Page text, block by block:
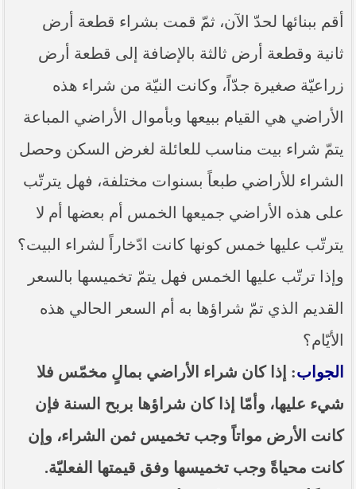
أقم ببنائها لحدّ الآن، ثمّ قمت بشراء قطعة أرض
ثانية وقطعة أرض ثالثة بالإضافة إلى قطعة أرض
زراعيّة صغيرة جدّاً، وكانت النيّة من شراء هذه
الأراضي هي القيام ببيعها وبأموال الأراضي المباعة
يتمّ شراء بيت مناسب للعائلة لغرض السكن وحصل
الشراء للأراضي طبعاً بسنوات مختلفة، فهل يترتّب
على هذه الأراضي جميعها الخمس أم بعضها أم لا
يترتّب عليها خمس كونها كانت ادّخاراً لشراء البيت؟
وإذا ترتّب عليها الخمس فهل يتمّ تخميسها بالسعر
القديم الذي تمّ شراؤها به أم السعر الحالي هذه
الأيّام؟
الجواب: إذا كان شراء الأراضي بمالٍ مخمّس فلا
شيء عليها، وأمّا إذا كان شراؤها بربح السنة فإن
كانت الأرض مواتاً وجب تخميس ثمن الشراء، وإن
كانت محياةً وجب تخميسها وفق قيمتها الفعليّة.